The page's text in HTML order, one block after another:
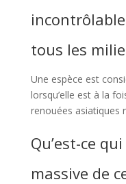
tous les
Une espèce est
lorsqu’elle est à la
renouées asiatiques
Qu’est-ce
massive de